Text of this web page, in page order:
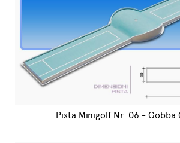
Pista Minigolf Nr. 06 - Gobba